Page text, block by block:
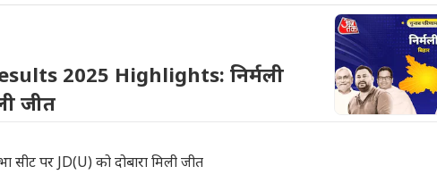
2025 Highlights: निर्मली
जीत
पर JD(U) को दोबारा मिली जीत